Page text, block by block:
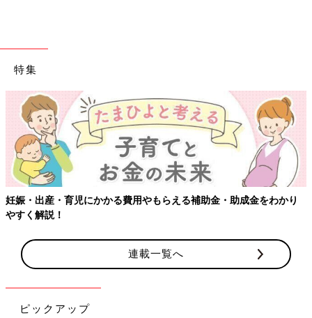
特集
妊娠・出産・育児にかかる費用やもらえる補助金・助成金をわかり
やすく解説！
連載一覧へ
ピックアップ